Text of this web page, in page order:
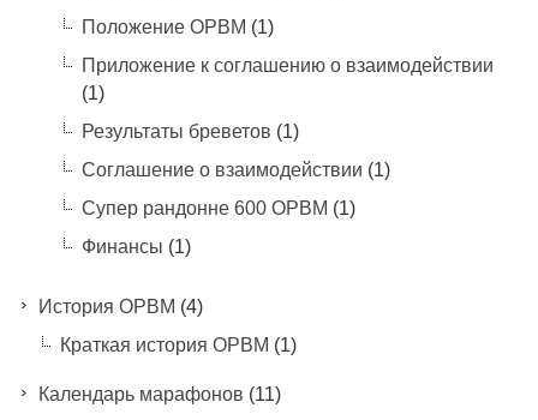
Положение ОРВМ (1)
Приложение к соглашению о взаимодействии
(1)
Результаты бреветов (1)
Соглашение о взаимодействии (1)
Супер рандонне 600 ОРВМ (1)
Финансы (1)
История ОРВМ (4)
Краткая история ОРВМ (1)
Календарь марафонов (11)